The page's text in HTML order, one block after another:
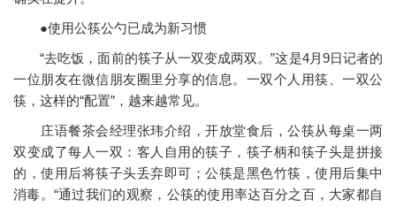
●使用公筷公勺已成为新习惯
“去吃饭，面前的筷子从一双变成两双。”这是4月9日记者的
一位朋友在微信朋友圈里分享的信息。一双个人用筷、一双公
筷，这样的“配置”，越来越常见。
庄语餐茶会经理张玮介绍，开放堂食后，公筷从每桌一两
双变成了每人一双：客人自用的筷子，筷子柄和筷子头是拼接
的，使用后将筷子头丢弃即可；公筷是黑色竹筷，使用后集中
消毒。“通过我们的观察，公筷的使用率达百分之百，大家都自